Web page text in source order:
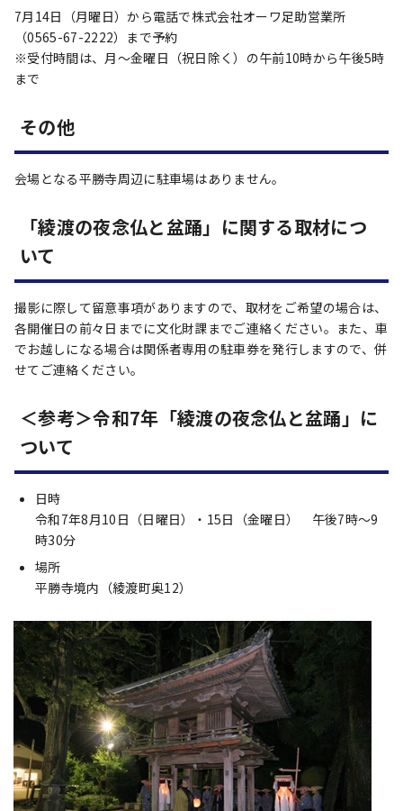
7月14日（月曜日）から電話で株式会社オーワ足助営業所
（0565-67-2222）まで予約
※受付時間は、月～金曜日（祝日除く）の午前10時から午後5時
まで
その他
会場となる平勝寺周辺に駐車場はありません。
「綾渡の夜念仏と盆踊」に関する取材につ
いて
撮影に際して留意事項がありますので、取材をご希望の場合は、
各開催日の前々日までに文化財課までご連絡ください。また、車
でお越しになる場合は関係者専用の駐車券を発行しますので、併
せてご連絡ください。
＜参考＞令和7年「綾渡の夜念仏と盆踊」に
ついて
日時
令和7年8月10日（日曜日）・15日（金曜日） 午後7時～9
時30分
場所
平勝寺境内（綾渡町奥12）